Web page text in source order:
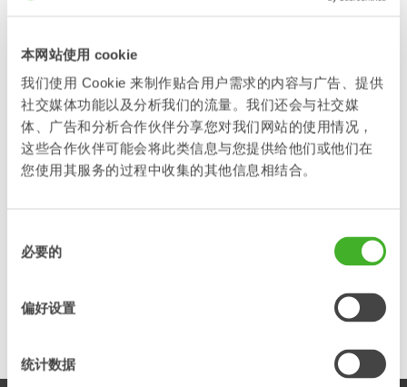
本网站使用 cookie
我们使用 Cookie 来制作贴合用户需求的内容与广告、提供
社交媒体功能以及分析我们的流量。我们还会与社交媒
体、广告和分析合作伙伴分享您对我们网站的使用情况，
这些合作伙伴可能会将此类信息与您提供给他们或他们在
您使用其服务的过程中收集的其他信息相结合。
必要的
偏好设置
统计数据
们的目标。
我们努力使我们的产品和工作流程尽可能简
单。
需要时随时提供服务，并且我们的备件库存能